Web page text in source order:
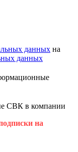
данных на
данных
СВК в компании
на